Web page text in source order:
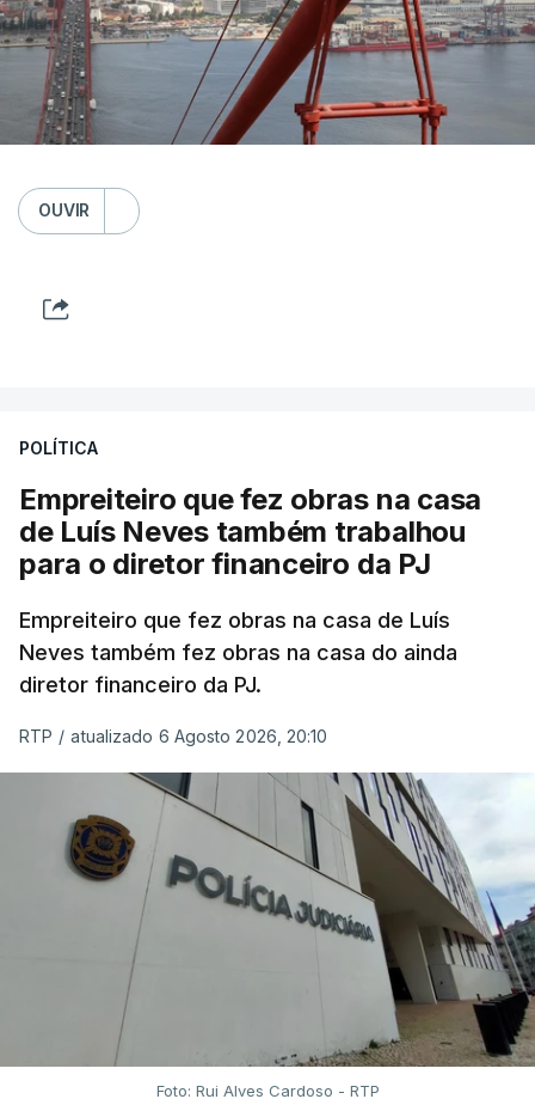
OUVIR
POLÍTICA
Empreiteiro que fez obras na casa
de Luís Neves também trabalhou
para o diretor financeiro da PJ
Empreiteiro que fez obras na casa de Luís
Neves também fez obras na casa do ainda
diretor financeiro da PJ.
RTP / atualizado 6 Agosto 2026, 20:10
Foto: Rui Alves Cardoso - RTP